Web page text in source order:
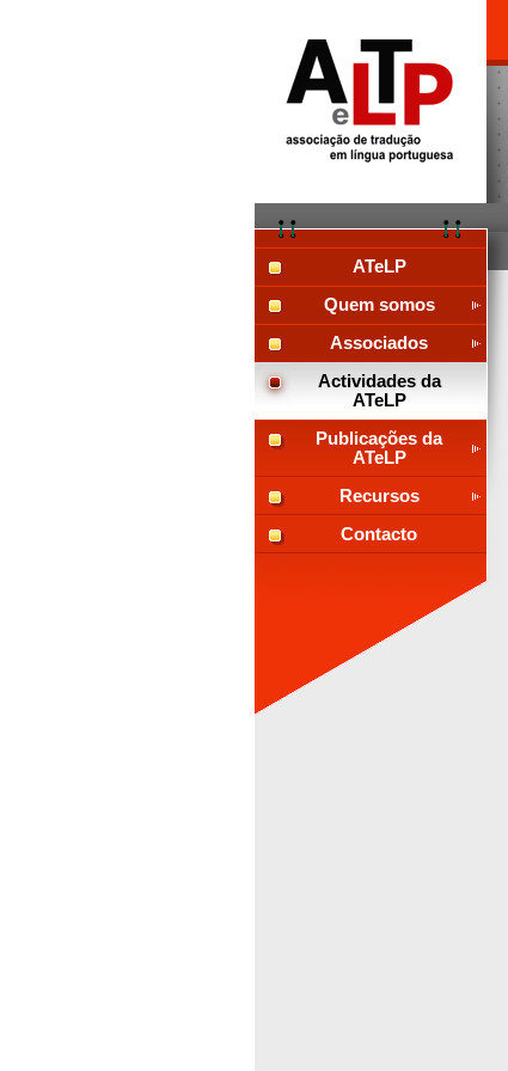
ATeLP
Quem somos
Associados
Actividades da
ATeLP
Publicações da
ATeLP
Recursos
Contacto